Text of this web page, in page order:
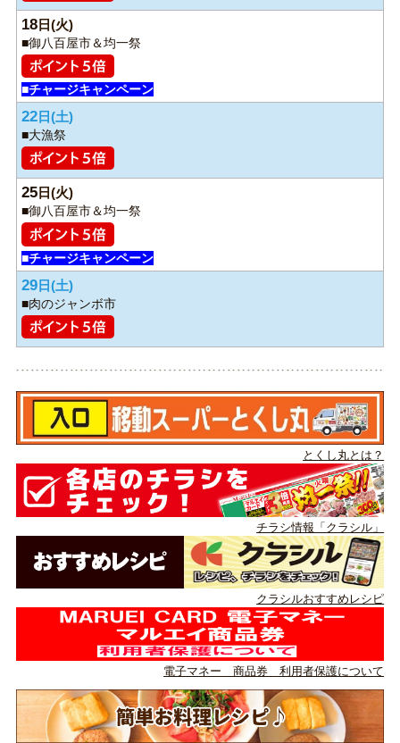
18日
■御八百屋市＆均一祭
■チャージキャンペーン
22日
■大漁祭
25日
■御八百屋市＆均一祭
■チャージキャンペーン
29日
■肉のジャンボ市
とくし丸とは？
チラシ情報「クラシル」
クラシルおすすめレシピ
電子マネー 商品券 利用者保護について